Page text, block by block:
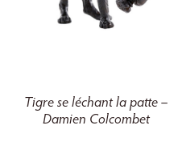
Tigre se léchant la patte –
Damien Colcombet